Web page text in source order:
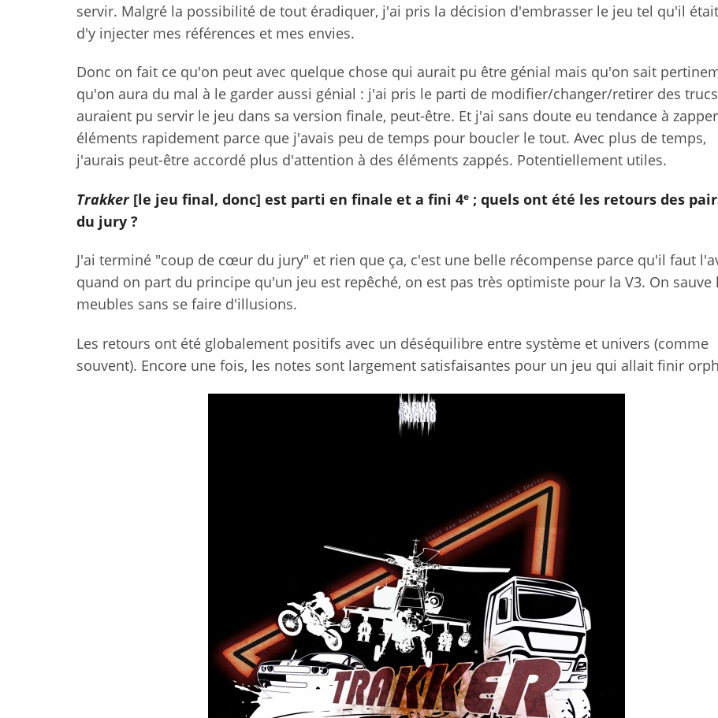
servir. Malgré la possibilité de tout éradiquer, j'ai pris la décision d'embrasser le jeu tel qu'il
d'y injecter mes références et mes envies.
Donc on fait ce qu'on peut avec quelque chose qui aurait pu être génial mais qu'on sait
qu'on aura du mal à le garder aussi génial : j'ai pris le parti de modifier/changer/retirer des
auraient pu servir le jeu dans sa version finale, peut-être. Et j'ai sans doute eu tendance à
éléments rapidement parce que j'avais peu de temps pour boucler le tout. Avec plus de temps,
j'aurais peut-être accordé plus d'attention à des éléments zappés. Potentiellement utiles.
Trakker[le jeu final, donc] est parti en finale et a fini 4e ; quels ont été les retours des
du jury ?
J'ai terminé "coup de cœur du jury" et rien que ça, c'est une belle récompense parce qu'il faut
quand on part du principe qu'un jeu est repêché, on est pas très optimiste pour la V3. On sauve
meubles sans se faire d'illusions.
Les retours ont été globalement positifs avec un déséquilibre entre système et univers (comme
souvent). Encore une fois, les notes sont largement satisfaisantes pour un jeu qui allait finir